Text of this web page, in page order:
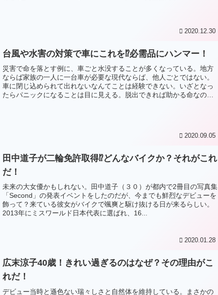
2020.12.30
台風や水害の対策で車にこれを⁉必需品にハンマー！
災害で命を落とす例に、車ごと水没することが多くなっている。地方
ならば家族の一人に一台車が必要な現代ならば、他人ごとではない。
車に閉じ込められて出れないなんてことは経験できない。いざとなっ
たらパニックになることは目に見える。脱出できれば助かる命なの
2020.09.05
田中道子が二輪免許取得⁉どんなバイクか？それがこれ
だ！
未来の大女優かもしれない。田中道子（３０）が都内で2冊目の写真集
「Second」の発表イベントをしたのだが、今までも鮮烈なデビューを
飾って？来ている彼女がバイクで颯爽と駆け抜ける日が来るらしい。
2013年にミスワールド日本代表に選ばれ、16...
2020.01.28
広末涼子40歳！きれい過ぎるのはなぜ？その理由がこ
れだ！
デビュー当時と遜色ない瑞々しさと自然体を維持している。まさかの